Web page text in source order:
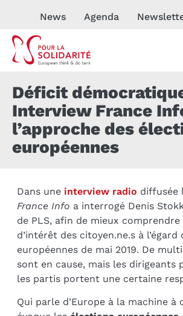
News Agenda
Déficit
Interview France
l’approche des
européennes
Dans une interview radio diffusée
France Info a interrogé Denis
de PLS, afin de mieux
d’intérêt des citoyen.ne.s à
européennes de mai 2019. De
sont en cause, mais les dirigeants
les partis portent une certaine
Qui parle d’Europe à la machine à